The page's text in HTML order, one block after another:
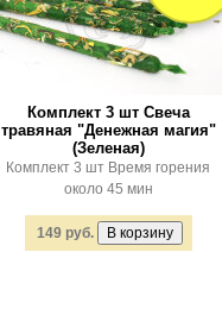
Комплект 3 шт Свеча
травяная "Денежная магия"
(Зеленая)
Комплект 3 шт Время горения
около 45 мин
149 руб.